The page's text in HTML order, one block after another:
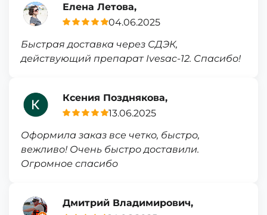
Елена Летова,
04.06.2025
Быстрая доставка через СДЭК,
действующий препарат Ivesac-12. Спасибо!
Ксения Позднякова,
13.06.2025
Оформила заказ все четко, быстро,
вежливо! Очень быстро доставили.
Огромное спасибо
Дмитрий Владимирович,